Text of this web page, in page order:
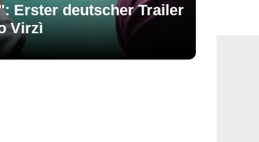
Erster deutscher Trailer
Virzì